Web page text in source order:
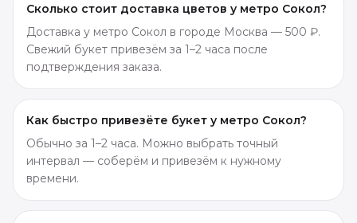
Сколько стоит доставка цветов у метро Сокол?
Доставка у метро Сокол в городе Москва — 500 ₽.
Свежий букет привезём за 1–2 часа после
подтверждения заказа.
Как быстро привезёте букет у метро Сокол?
Обычно за 1–2 часа. Можно выбрать точный
интервал — соберём и привезём к нужному
времени.